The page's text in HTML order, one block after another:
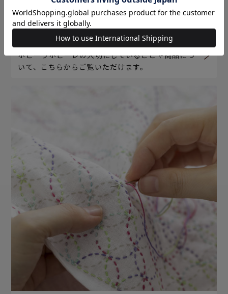
ホビーラホビーレについて
ホビーラホビーレの大切にしていることや商品につ
いて、こちらからご覧いただけます。